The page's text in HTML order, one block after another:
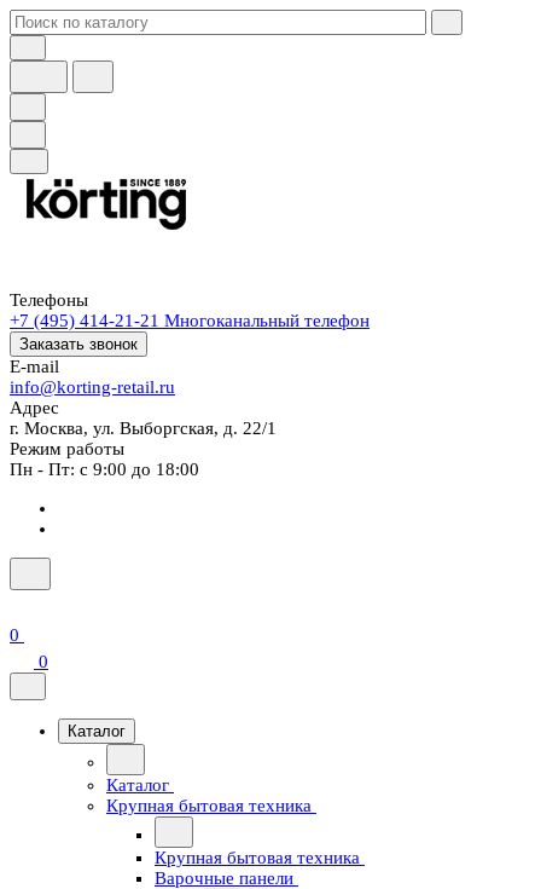
Телефоны
+7 (495) 414-21-21 Многоканальный телефон
Заказать звонок
E-mail
info@korting-retail.ru
Адрес
г. Москва, ул. Выборгская, д. 22/1
Режим работы
Пн - Пт: с 9:00 до 18:00
0
0
Каталог
Каталог
Крупная бытовая техника
Крупная бытовая техника
Варочные панели